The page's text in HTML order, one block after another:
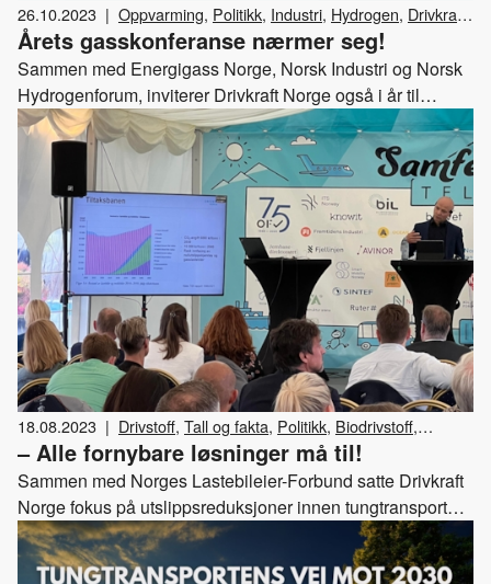
26.10.2023 | Oppvarming, Politikk, Industri, Hydrogen, Drivkraft
Norge,Gass,Arrangementer
Årets gasskonferanse nærmer seg!
Sammen med Energigass Norge, Norsk Industri og Norsk
Hydrogenforum, inviterer Drivkraft Norge også i år til
høstens viktigste gasstreff. Velkommen til årets
gasskonferanse den 8. november på Sentralen i Oslo
18.08.2023 | Drivstoff, Tall og fakta, Politikk, Biodrivstoff,
Hydrogen ,Elektrisitet,Klima og miljø
Arrangementer
– Alle fornybare løsninger må til!
Sammen med Norges Lastebileier-Forbund satte Drivkraft
Norge fokus på utslippsreduksjoner innen tungtransporten
under årets Arendalsuka. Fagsjef Einar Gotaas var tydelig
på at det haster å redusere utslippene, og at alle fornybare